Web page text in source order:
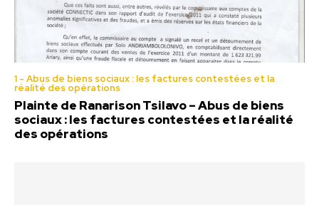
1 - Abus de biens sociaux : les factures contestées et la
réalité des opérations
Plainte de Ranarison Tsilavo – Abus de biens
sociaux : les factures contestées et la réalité
des opérations